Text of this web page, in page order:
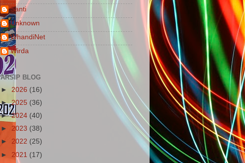
Santi
Unknown
WhandiNet
Wirda
ARSIP BLOG
► 2026 (16)
►2025 (36)
►2024 (40)
► 2023 (38)
► 2022 (25)
► 2021 (17)